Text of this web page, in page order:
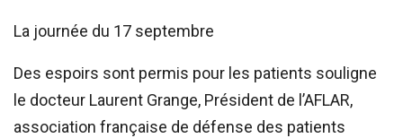
La journée du 17 septembre
Des espoirs sont permis pour les patients souligne
le docteur Laurent Grange, Président de l’AFLAR,
association française de défense des patients